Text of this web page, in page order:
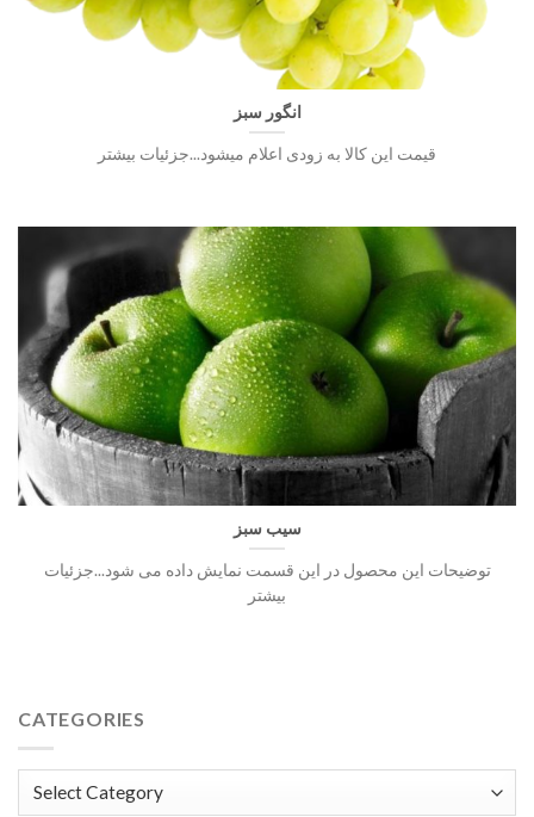
CATEGORIES
Categories
انگور سبز
قیمت این کالا به زودی اعلام میشود...جزئیات بیشتر
سیب سبز
توضیحات این محصول در این قسمت نمایش داده می شود...جزئیات
بیشتر